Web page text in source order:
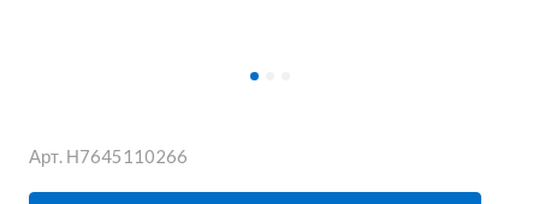
Арт. Н7645110266